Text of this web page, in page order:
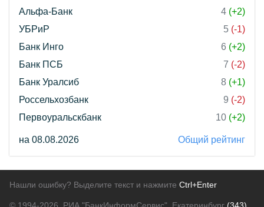
Альфа-Банк
4 (+2)
УБРиР
5 (-1)
Банк Инго
6 (+2)
Банк ПСБ
7 (-2)
Банк Уралсиб
8 (+1)
Россельхозбанк
9 (-2)
Первоуральскбанк
10 (+2)
на 08.08.2026 Общий рейтинг
Нашли ошибку? Выделите текст и нажмите Ctrl+Enter